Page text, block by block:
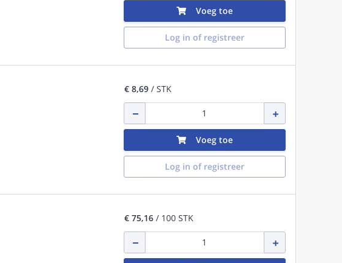
Voeg toe
Log in of registreer
€ 8,69/ STK
Voeg toe
Log in of registreer
€ 75,16/ 100 STK